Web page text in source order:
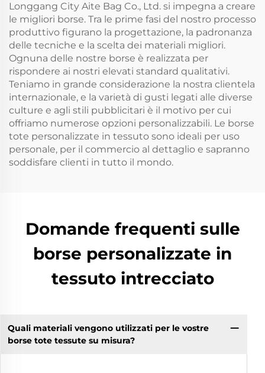
Longgang City Aite Bag Co., Ltd. si impegna a creare
le migliori borse. Tra le prime fasi del nostro processo
produttivo figurano la progettazione, la padronanza
delle tecniche e la scelta dei materiali migliori.
Ognuna delle nostre borse è realizzata per
rispondere ai nostri elevati standard qualitativi.
Teniamo in grande considerazione la nostra clientela
internazionale, e la varietà di gusti legati alle diverse
culture e agli stili pubblicitari è il motivo per cui
offriamo numerose opzioni personalizzabili. Le borse
tote personalizzate in tessuto sono ideali per uso
personale, per il commercio al dettaglio e sapranno
soddisfare clienti in tutto il mondo.
Domande frequenti sulle
borse personalizzate in
tessuto intrecciato
Quali materiali vengono utilizzati per le vostre
borse tote tessute su misura?